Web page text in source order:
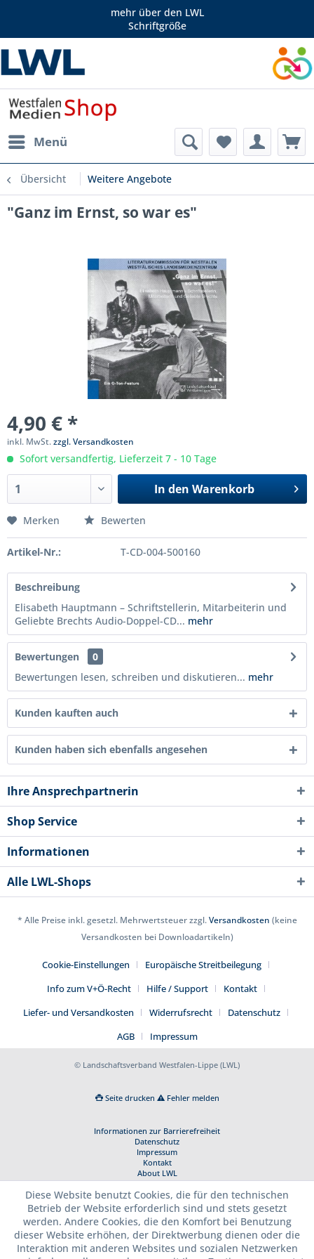
mehr über den LWL
Schriftgröße
Menü
Übersicht Weitere Angebote
"Ganz im Ernst, so war es"
4,90 € *
inkl. MwSt.zzgl. Versandkosten
Sofort versandfertig, Lieferzeit 7 - 10 Tage
In den Warenkorb
Merken Bewerten
Artikel-Nr.: T-CD-004-500160
Beschreibung
Elisabeth Hauptmann – Schriftstellerin, Mitarbeiterin und
Geliebte Brechts Audio-Doppel-CD... mehr
Bewertungen
0
Bewertungen lesen, schreiben und diskutieren... mehr
Kunden kauften auch
Kunden haben sich ebenfalls angesehen
Ihre Ansprechpartnerin
Shop Service
Informationen
Alle LWL-Shops
* Alle Preise inkl. gesetzl. Mehrwertsteuer zzgl.Versandkosten (keine
Versandkosten bei Downloadartikeln)
Cookie-Einstellungen
Europäische Streitbeilegung
Info zum V+Ö-Recht
Hilfe / Support
Kontakt
Liefer- und Versandkosten
Widerrufsrecht
Datenschutz
AGB
Impressum
© Landschaftsverband Westfalen-Lippe (LWL)
Seite drucken Fehler melden
Informationen zur Barrierefreiheit
Datenschutz
Impressum
Kontakt
About LWL
Diese Website benutzt Cookies, die für den technischen
Betrieb der Website erforderlich sind und stets gesetzt
werden. Andere Cookies, die den Komfort bei Benutzung
dieser Website erhöhen, der Direktwerbung dienen oder die
Interaktion mit anderen Websites und sozialen Netzwerken